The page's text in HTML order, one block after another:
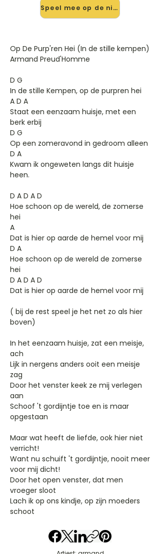
Speel mee op de nieuwe site →
Op De Purp'ren Hei (In de stille kempen)
Armand Preud'Homme
D G
In de stille Kempen, op de purpren hei
A D A
Staat een eenzaam huisje, met een
berk erbij
D G
Op een zomeravond in gedroom alleen
D A
Kwam ik ongeweten langs dit huisje
heen.
D A D A D
Hoe schoon op de wereld, de zomerse
hei
A
Dat is hier op aarde de hemel voor mij
D A
Hoe schoon op de wereld de zomerse
hei
D A D A D
Dat is hier op aarde de hemel voor mij
( bij de rest speel je het net zo als hier
boven)
In het eenzaam huisje, zat een meisje,
ach
Lijk in nergens anders ooit een meisje
zag
Door het venster keek ze mij verlegen
aan
Schoof 't gordijntje toe en is maar
opgestaan
Maar wat heeft de liefde, ook hier niet
verricht!
Want nu schuift 't gordijntje, nooit meer
voor mij dicht!
Door het open venster, dat men
vroeger sloot
Lach ik op ons kindje, op zijn moeders
schoot